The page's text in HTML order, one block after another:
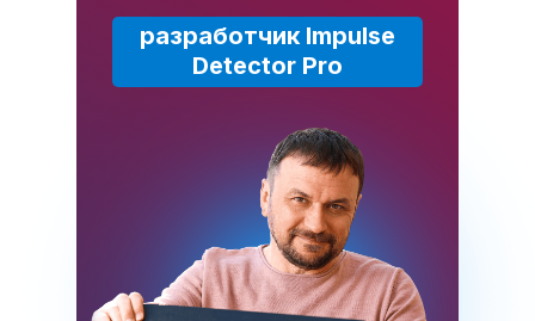
разработчик Impulse
Detector Pro